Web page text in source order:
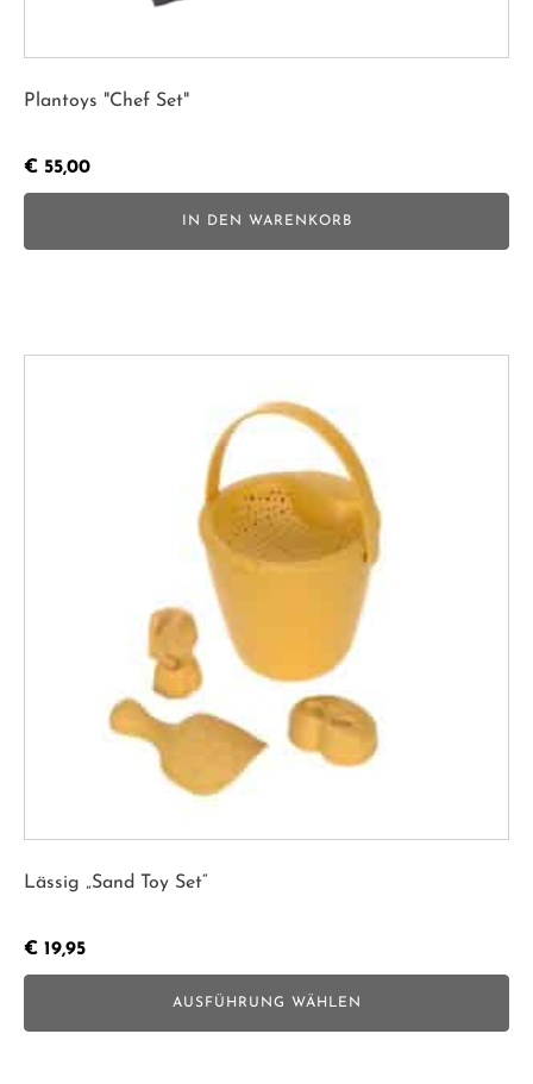
Plantoys "Chef Set"
€ 55,00
IN DEN WARENKORB
Lässig „Sand Toy Set“
€ 19,95
AUSFÜHRUNG WÄHLEN
Produktseite